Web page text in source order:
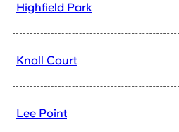
Highfield Park
Knoll Court
Lee Point